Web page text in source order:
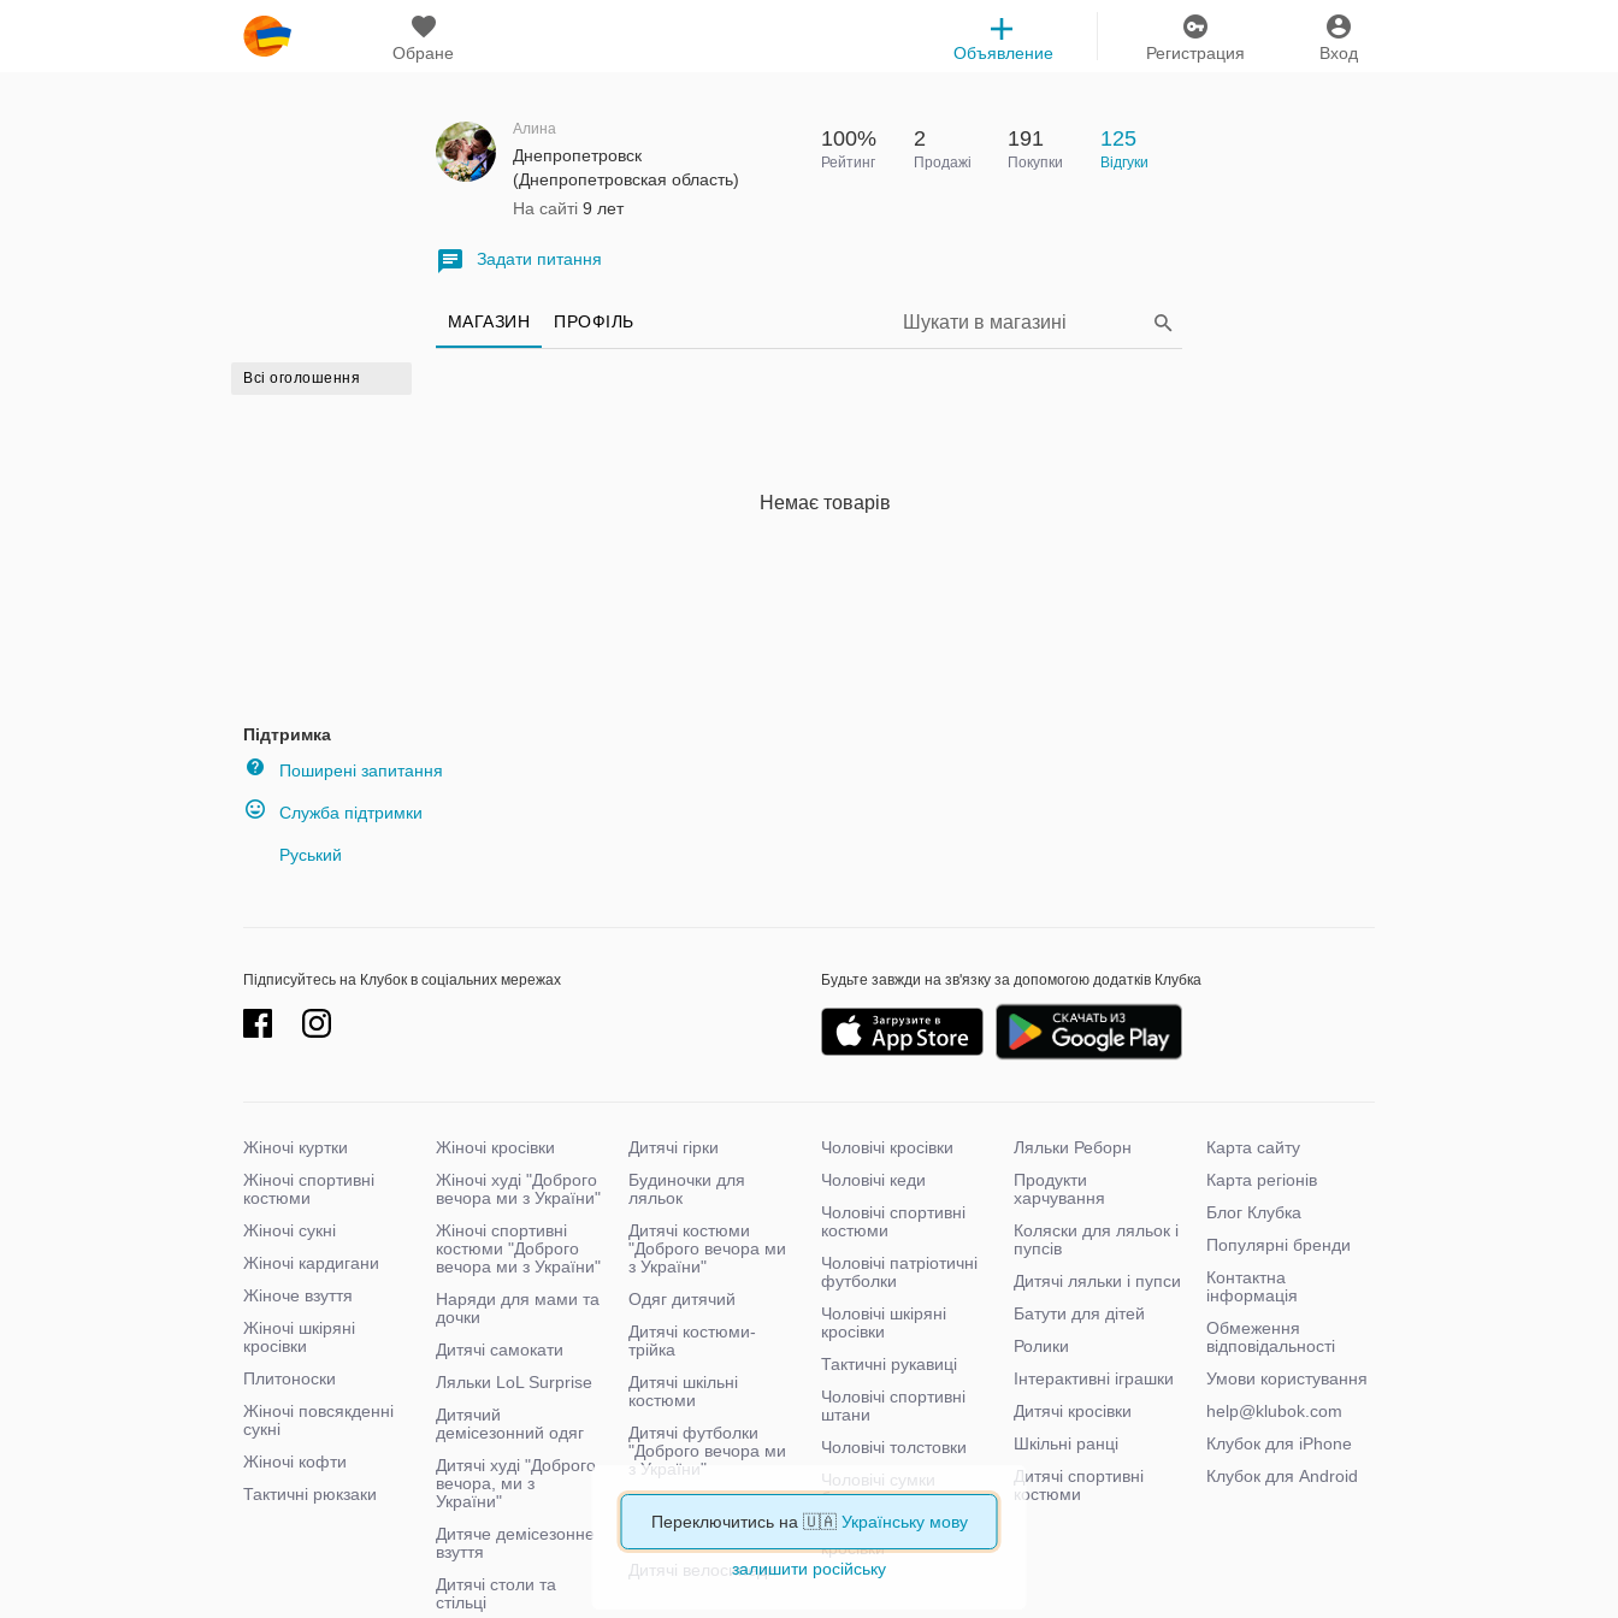
Обране Вход
Регистрация
Объявление
Алина
Днепропетровск
(Днепропетровская область)
На сайті 9 лет
100%
Рейтинг
2
Продажі
191
Покупки
125
Відгуки
Задати питання
МАГАЗИН ПРОФІЛЬ
Всі оголошення
Немає товарів
Підтримка
Поширені запитання
Служба підтримки
Руський
Підписуйтесь на Клубок в соціальних мережах Будьте завжди на зв'язку за допомогою додатків Клубка
Жіночі куртки
Жіночі спортивні
костюми
Жіночі сукні
Жіночі кардигани
Жіноче взуття
Жіночі шкіряні
кросівки
Плитоноски
Жіночі повсякденні
сукні
Жіночі кофти
Тактичні рюкзаки
Жіночі кросівки
Жіночі худі "Доброго
вечора ми з України"
Жіночі спортивні
костюми "Доброго
вечора ми з України"
Наряди для мами та
дочки
Дитячі самокати
Ляльки LoL Surprise
Дитячий
демісезонний одяг
Дитячі худі "Доброго
вечора, ми з
України"
Дитяче демісезонне
взуття
Дитячі столи та
стільці
Дитячі гірки
Будиночки для
ляльок
Дитячі костюми
"Доброго вечора ми
з України"
Одяг дитячий
Дитячі костюми-
трійка
Дитячі шкільні
костюми
Дитячі футболки
"Доброго вечора ми
з України"
Дитячі спортивні
костюми "Доброго
вечора ми з України"
Дитячі велосипеди
Чоловічі кросівки
Чоловічі кеди
Чоловічі спортивні
костюми
Чоловічі патріотичні
футболки
Чоловічі шкіряні
кросівки
Тактичні рукавиці
Чоловічі спортивні
штани
Чоловічі толстовки
Чоловічі сумки
бананки
Чоловічі тактичні
кросівки
Ляльки Реборн
Продукти
харчування
Коляски для ляльок і
пупсів
Дитячі ляльки і пупси
Батути для дітей
Ролики
Інтерактивні іграшки
Дитячі кросівки
Шкільні ранці
Дитячі спортивні
костюми
Карта сайту
Карта регіонів
Блог Клубка
Популярні бренди
Контактна
інформація
Обмеження
відповідальності
Умови користування
help@klubok.com
Клубок для iPhone
Клубок для Android
Переключитись на 🇺🇦 Українську мову
залишити російську